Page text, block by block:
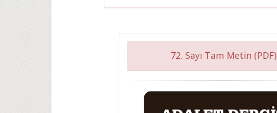
72. Sayı Tam Metin (PDF)